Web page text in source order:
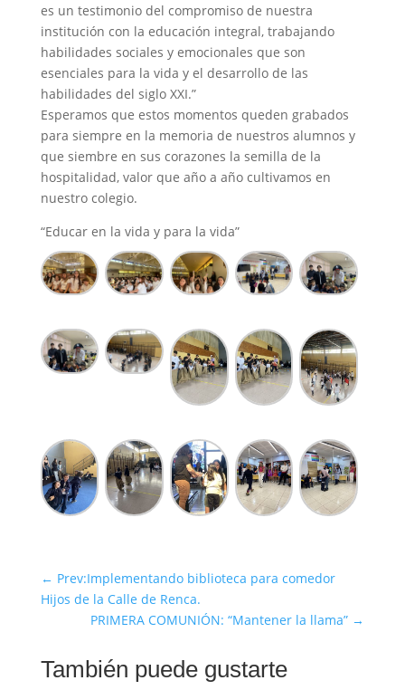
es un testimonio del compromiso de nuestra
institución con la educación integral, trabajando
habilidades sociales y emocionales que son
esenciales para la vida y el desarrollo de las
habilidades del siglo XXI.”
Esperamos que estos momentos queden grabados
para siempre en la memoria de nuestros alumnos y
que siembre en sus corazones la semilla de la
hospitalidad, valor que año a año cultivamos en
nuestro colegio.
“Educar en la vida y para la vida”
← Prev:Implementando biblioteca para comedor
Hijos de la Calle de Renca.
PRIMERA COMUNIÓN: “Mantener la llama” →
También puede gustarte